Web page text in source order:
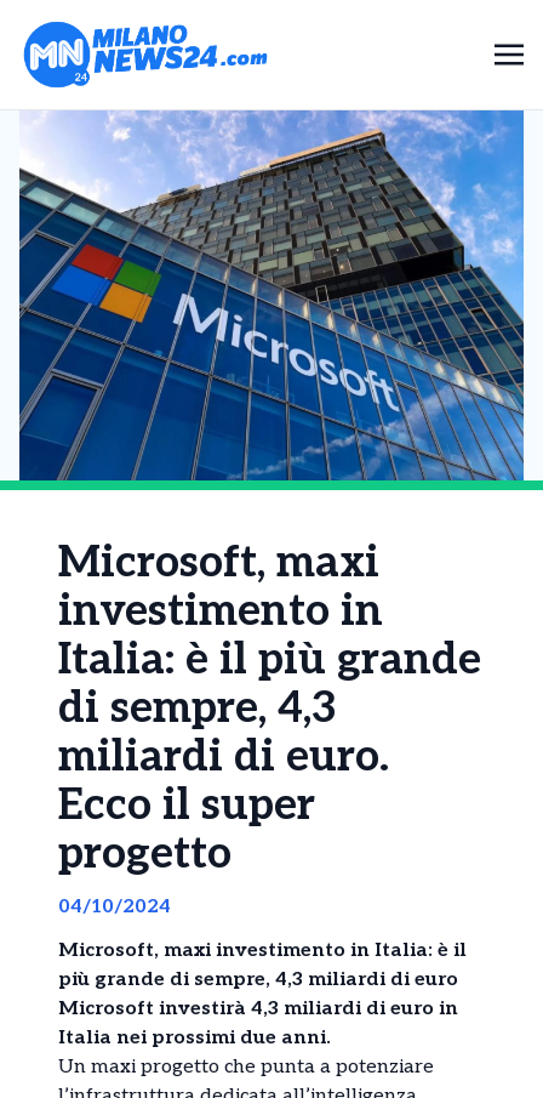
Microsoft, maxi
investimento in
Italia: è il più grande
di sempre, 4,3
miliardi di euro.
Ecco il super
progetto
04/10/2024
Microsoft, maxi investimento in Italia: è il
più grande di sempre, 4,3 miliardi di euro
Microsoft investirà 4,3 miliardi di euro in
Italia nei prossimi due anni.
Un maxi progetto che punta a potenziare